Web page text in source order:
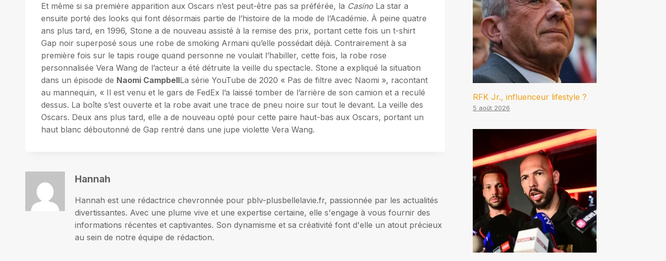
Et même si sa première apparition aux Oscars n’est peut-être pas sa préférée, la Casino La star a
ensuite porté des looks qui font désormais partie de l’histoire de la mode de l’Académie. À peine quatre
ans plus tard, en 1996, Stone a de nouveau assisté à la remise des prix, portant cette fois un t-shirt
Gap noir superposé sous une robe de smoking Armani qu’elle possédait déjà. Contrairement à sa
première fois sur le tapis rouge quand personne ne voulait l’habiller, cette fois, la robe rose
personnalisée Vera Wang de l’acteur a été détruite la veille du spectacle. Stone a expliqué la situation
dans un épisode de Naomi CampbellLa série YouTube de 2020 « Pas de filtre avec Naomi », racontant
au mannequin, « Il est venu et le gars de FedEx l’a laissé tomber de l’arrière de son camion et a reculé
dessus. La boîte s’est ouverte et la robe avait une trace de pneu noire sur tout le devant. La veille des
Oscars. Deux ans plus tard, elle a de nouveau opté pour cette paire haut-bas aux Oscars, portant un
haut blanc déboutonné de Gap rentré dans une jupe violette Vera Wang.
Hannah
Hannah est une rédactrice chevronnée pour pblv-plusbellelavie.fr, passionnée par les actualités
divertissantes. Avec une plume vive et une expertise certaine, elle s'engage à vous fournir des
informations récentes et captivantes. Son dynamisme et sa créativité font d'elle un atout précieux
au sein de notre équipe de rédaction.
RFK Jr., influenceur lifestyle ?
5 août 2026